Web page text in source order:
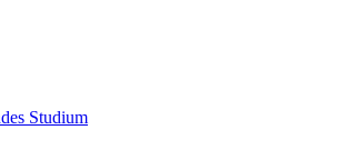
Studium